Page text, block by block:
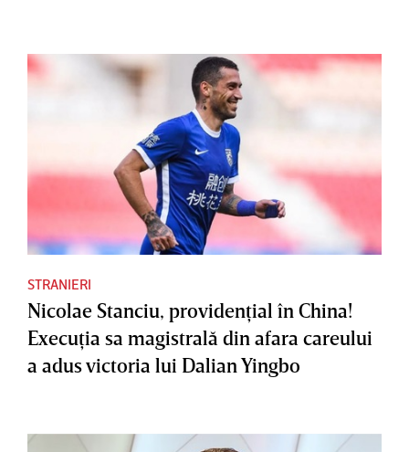
STRANIERI
Nicolae Stanciu, providenţial în China!
Execuţia sa magistrală din afara careului
a adus victoria lui Dalian Yingbo